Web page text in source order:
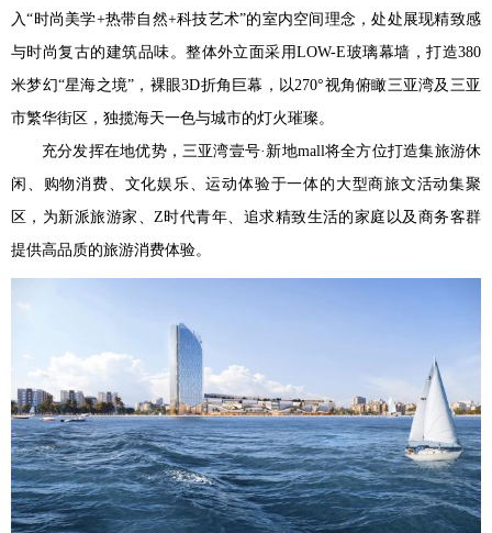
入“时尚美学+热带自然+科技艺术”的室内空间理念，处处展现精致感
与时尚复古的建筑品味。整体外立面采用LOW-E玻璃幕墙，打造380
米梦幻“星海之境”，裸眼3D折角巨幕，以270°视角俯瞰三亚湾及三亚
市繁华街区，独揽海天一色与城市的灯火璀璨。
充分发挥在地优势，三亚湾壹号·新地mall将全方位打造集旅游休
闲、购物消费、文化娱乐、运动体验于一体的大型商旅文活动集聚
区，为新派旅游家、Z时代青年、追求精致生活的家庭以及商务客群
提供高品质的旅游消费体验。